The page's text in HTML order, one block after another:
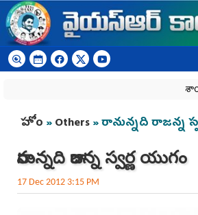
Skip to main content
You are here
హోం »Others» రానున్నది రాజన్న
రానున్నది రాజన్న స్వర్ణ యుగం
17 Dec 2012 3:15 PM